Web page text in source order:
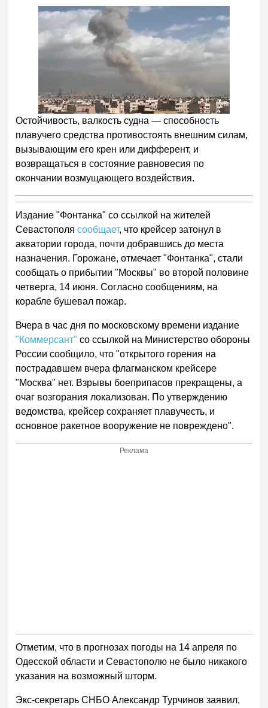
Остойчивость, валкость судна — способность
плавучего средства противостоять внешним силам,
вызывающим его крен или дифферент, и
возвращаться в состояние равновесия по
окончании возмущающего воздействия.
Издание "Фонтанка" со ссылкой на жителей
Севастополясообщает, что крейсер затонул в
акватории города, почти добравшись до места
назначения. Горожане, отмечает "Фонтанка", стали
сообщать о прибытии "Москвы" во второй половине
четверга, 14 июня. Согласно сообщениям, на
корабле бушевал пожар.
Вчера в час дня по московскому времени издание
"Коммерсант" со ссылкой на Министерство обороны
России сообщило, что "открытого горения на
пострадавшем вчера флагманском крейсере
"Москва" нет. Взрывы боеприпасов прекращены, а
очаг возгорания локализован. По утверждению
ведомства, крейсер сохраняет плавучесть, и
основное ракетное вооружение не повреждено".
Реклама
Отметим, что в прогнозах погоды на 14 апреля по
Одесской области и Севастополю не было никакого
указания на возможный шторм.
Экс-секретарь СНБО Александр Турчинов заявил,